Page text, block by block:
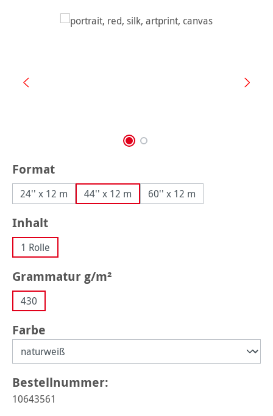
Bildergalerie überspringen
Formatauswählen
24'' x 12 m 44'' x 12 m 60'' x 12 m
Inhaltauswählen
1 Rolle
Grammatur g/m²
430
Farbe
Bestellnummer:
10643561